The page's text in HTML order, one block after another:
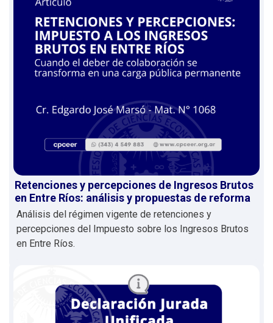
Retenciones y percepciones de Ingresos Brutos
en Entre Ríos: análisis y propuestas de reforma
Análisis del régimen vigente de retenciones y
percepciones del Impuesto sobre los Ingresos Brutos
en Entre Ríos.